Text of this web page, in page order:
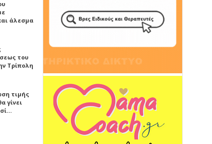
άλεσμα
του
Τρίπολη
τιμής
γίνει